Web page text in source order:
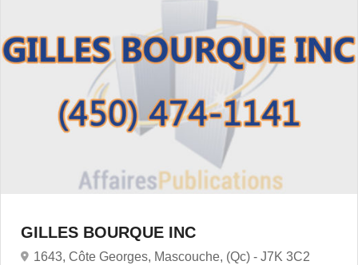
GILLES BOURQUE INC
1643, Côte Georges, Mascouche, (Qc) - J7K 3C2